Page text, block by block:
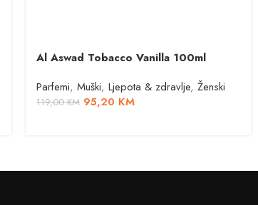
Al Aswad Tobacco Vanilla 100ml
Parfemi, Muški, Ljepota & zdravlje, Ženski
119,00KM 95,20 KM